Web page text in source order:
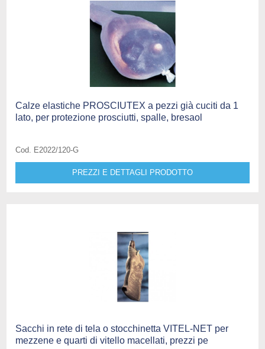
Calze elastiche PROSCIUTEX a pezzi già cuciti da 1
lato, per protezione prosciutti, spalle, bresaol
Cod. E2022/120-G
PREZZI E DETTAGLI PRODOTTO
Sacchi in rete di tela o stocchinetta VITEL-NET per
mezzene e quarti di vitello macellati, prezzi pe